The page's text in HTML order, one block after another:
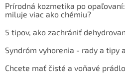
Prírodná kozmetika po
miluje viac ako chémiu?
5 tipov, ako zachrániť
Syndróm vyhorenia - rady a tipy
Chcete mať čisté a voňavé